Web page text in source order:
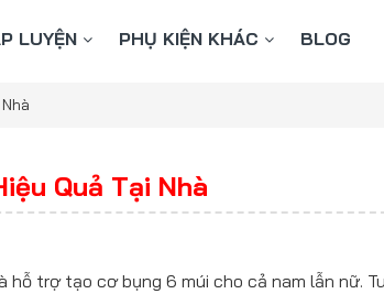
LUYỆN PHỤ KIỆN KHÁC BLOG
Quả Tại Nhà
hỗ trợ tạo cơ bụng 6 múi cho cả nam lẫn nữ.